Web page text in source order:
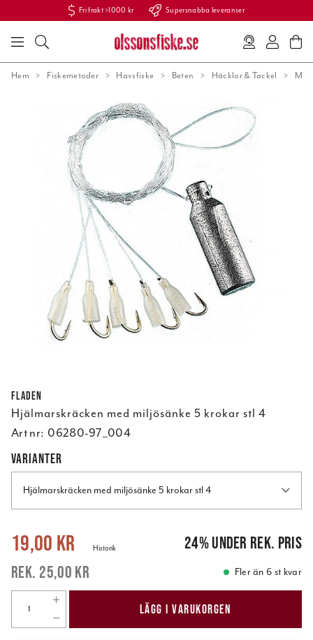
Fri frakt >1000 kr Supersnabba leveranser
Hem Fiskemetoder Havsfiske Beten Häcklor & Tackel
Fladen
Hjälmarskräcken med miljösänke 5 krokar stl 4
Art nr: 06280-97_004
VARIANTER
Hjälmarskräcken med miljösänke 5 krokar stl 4
Nuvarande pris: 25,00 kr
19,00 kr
25,00 kr
Historik 24%under rek. pris
Fler än 6 st kvar
LÄGG I VARUKORGEN